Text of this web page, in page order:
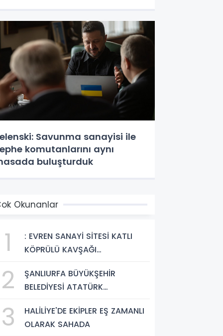
Savunma sanayisi ile
komutanlarını aynı
buluşturduk
Okunanlar
1
: EVREN SANAYİ SİTESİ KATLI
KÖPRÜLÜ KAVŞAĞI
BAŞLADI
2
ŞANLIURFA BÜYÜKŞEHİR
BELEDİYESİ ATATÜRK
ÇALIŞMALARINA BAŞLIYOR
3
HALİLİYE'DE EKİPLER EŞ ZAMANLI
OLARAK SAHADA